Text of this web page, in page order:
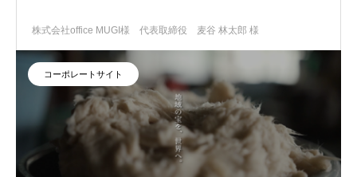
株式会社office MUGI様 代表取締役 麦谷 林太郎 様
コーポレートサイト